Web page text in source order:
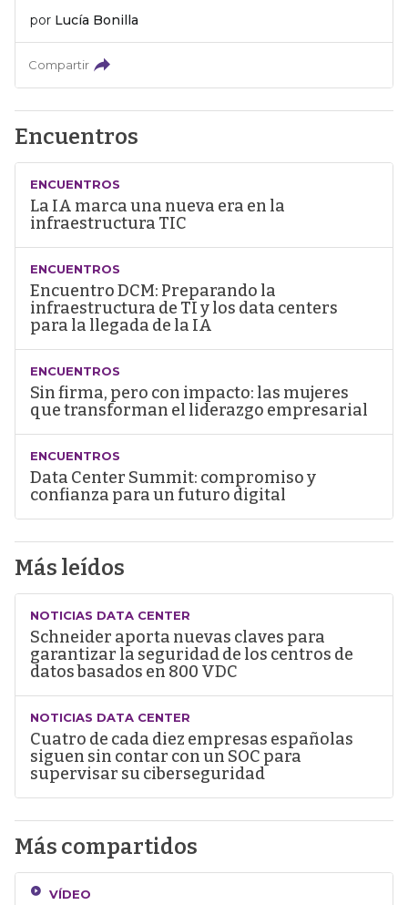
por Lucía Bonilla
Compartir
Encuentros
ENCUENTROS
La IA marca una nueva era en la
infraestructura TIC
ENCUENTROS
Encuentro DCM: Preparando la
infraestructura de TI y los data centers
para la llegada de la IA
ENCUENTROS
Sin firma, pero con impacto: las mujeres
que transforman el liderazgo empresarial
ENCUENTROS
Data Center Summit: compromiso y
confianza para un futuro digital
Más leídos
NOTICIAS DATA CENTER
Schneider aporta nuevas claves para
garantizar la seguridad de los centros de
datos basados en 800 VDC
NOTICIAS DATA CENTER
Cuatro de cada diez empresas españolas
siguen sin contar con un SOC para
supervisar su ciberseguridad
Más compartidos
VÍDEO